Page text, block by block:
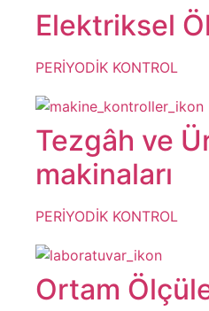
Elektriksel
PERİYODİK KONTROL
Tezgâh ve
makinaları
PERİYODİK KONTROL
Ortam